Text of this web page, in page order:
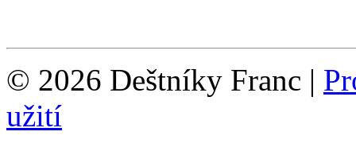
© 2026 Deštníky Franc |
užití